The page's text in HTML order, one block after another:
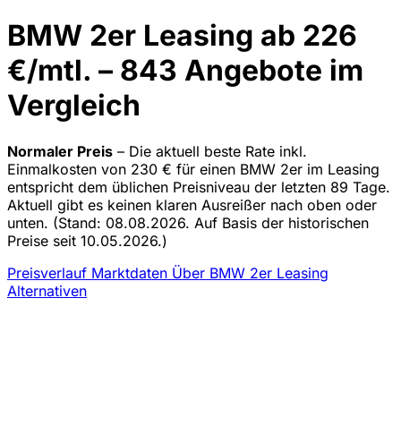
BMW 2er Leasing ab 226
€/mtl. – 843 Angebote im
Vergleich
Normaler Preis – Die aktuell beste Rate inkl.
Einmalkosten von 230 € für einen BMW 2er im Leasing
entspricht dem üblichen Preisniveau der letzten 89 Tage.
Aktuell gibt es keinen klaren Ausreißer nach oben oder
unten. (Stand: 08.08.2026. Auf Basis der historischen
Preise seit 10.05.2026.)
Preisverlauf Marktdaten Über BMW 2er Leasing
Alternativen